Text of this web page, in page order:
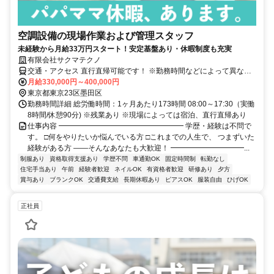
空調設備の現場作業および管理スタッフ
未経験から月給33万円スタート！安定基盤あり・休暇制度も充実
有限会社サクマテクノ
交通・アクセス 直行直帰可能です！ ※勤務時間などによって異なる
場合もございます。
月給330,000円～400,000円
東京都東京23区墨田区
勤務時間詳細 総労働時間：1ヶ月あたり173時間 08:00～17:30（実働
8時間/休憩90分) ※残業あり ※現場によっては宿泊、直行直帰あり
仕事内容 ━━━━━━━━━━━━━━━━━ 学歴・経験は不問で
す。 □何をやりたいか悩んでいる方 □これまでの人生で、 つまずいた
経験がある方 ――そんなあなたも大歓迎！ ━━━━━━━━━━...
制服あり 資格取得支援あり 学歴不問 車通勤OK 固定時間制
転勤なし
住宅手当あり
午前 経験者歓迎 ネイルOK 有資格者歓迎 研修あり
夕方
賞与あり
ブランクOK 交通費支給 長期休暇あり ピアスOK 服装自由 ひげOK
正社員